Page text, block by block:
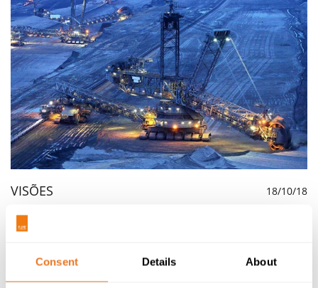
Consent Details About
VISÕES 18/10/18
UTILIZAR A APRENDIZAGEM AUTOMÁTICA NO SETOR
MINEIRO PARA GANHAR VANTAGEM NA
O setor mineiro está permanentemente à procura de
soluções para melhorar a eficiência e a produtividade